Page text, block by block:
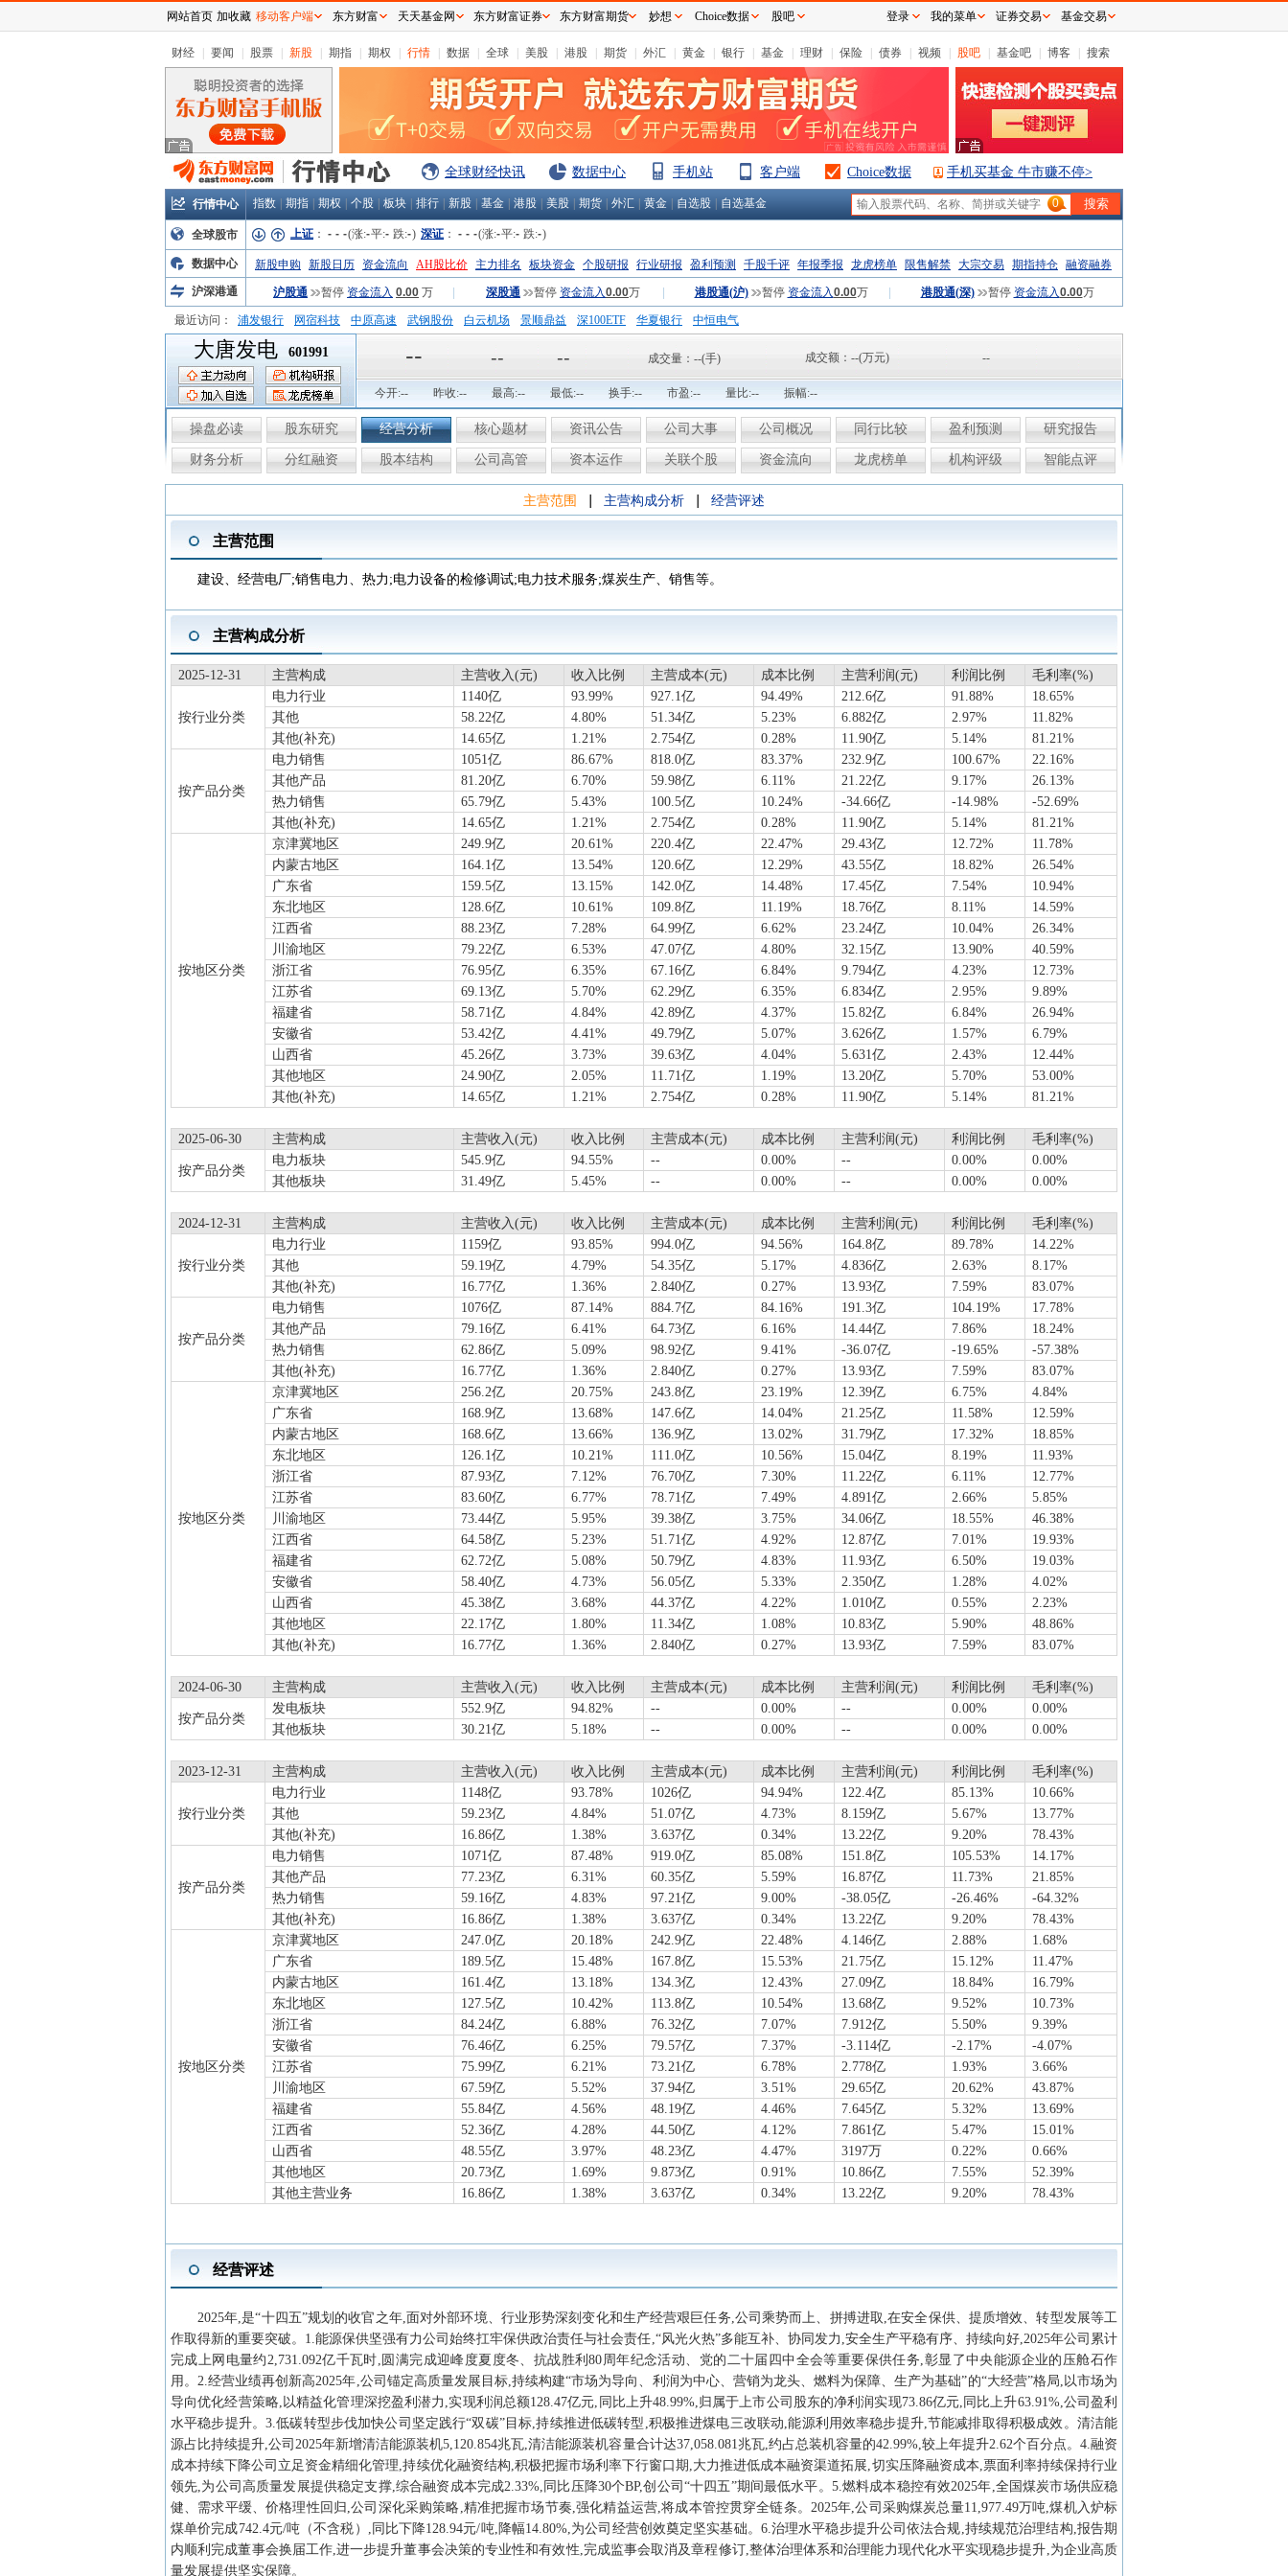
财经 要闻 股票 新股 期指 期权 行情 数据 全球 美股 港股 期货 外汇 黄金 银行 基金 理财 保险 债券 视频 股吧 基金吧 博客 搜索
全球财经快讯 数据中心 手机站 客户端 Choice数据 手机买基金 牛市赚不停>
行情中心 指数 期指 期权 个股 板块 排行 新股 基金 港股 美股 期货 外汇 黄金 自选股 自选基金 0
全球股市 上证 ： - - -(涨:-平:- 跌:-) 深证 ： - - -(涨:-平:- 跌:-)
数据中心 新股申购 新股日历 资金流向 AH股比价 主力排名 板块资金 个股研报 行业研报 盈利预测 千股千评 年报季报 龙虎榜单 限售解禁 大宗交易 期指持仓 融资融券
沪深港通
沪股通 暂停 资金流入 0.00 万 深股通 暂停 资金流入0.00万 港股通(沪) 暂停 资金流入0.00万 港股通(深) 暂停 资金流入0.00万
最近访问： 浦发银行 网宿科技 中原高速 武钢股份 白云机场 景顺鼎益 深100ETF 华夏银行
中恒电气
弘业股份
富临运业
大唐发电 601991 -- -- -- 成交量： --(手) 成交额： --(万元) --
今开:-- 昨收:-- 最高:-- 最低:-- 换手:-- 市盈:-- 量比:-- 振幅:--
操盘必读 股东研究 经营分析 核心题材 资讯公告 公司大事 公司概况 同行比较 盈利预测 研究报告
财务分析 分红融资 股本结构 公司高管 资本运作 关联个股 资金流向 龙虎榜单 机构评级 智能点评
主营范围 主营构成分析 经营评述
主营范围
建设、经营电厂;销售电力、热力;电力设备的检修调试;电力技术服务;煤炭生产、销售等。
主营构成分析
2025-12-31 主营构成 主营收入(元) 收入比例 主营成本(元) 成本比例 主营利润(元) 利润比例 毛利率(%)
按行业分类
电力行业 1140亿 93.99% 927.1亿 94.49% 212.6亿 91.88%
18.65%
其他
58.22亿 4.80% 51.34亿 5.23% 6.882亿 2.97%
11.82%
其他(补充)
14.65亿 1.21% 2.754亿 0.28% 11.90亿 5.14% 81.21%
按产品分类
电力销售 1051亿 86.67% 818.0亿 83.37% 232.9亿 100.67%
22.16%
其他产品
81.20亿 6.70% 59.98亿 6.11% 21.22亿 9.17%
26.13%
热力销售
65.79亿 5.43% 100.5亿 10.24% -34.66亿 -14.98%
-52.69%
其他(补充)
14.65亿 1.21% 2.754亿 0.28% 11.90亿 5.14% 81.21%
按地区分类
京津冀地区 249.9亿 20.61% 220.4亿 22.47% 29.43亿 12.72%
11.78%
内蒙古地区
164.1亿 13.54% 120.6亿 12.29% 43.55亿 18.82%
26.54%
广东省
159.5亿 13.15% 142.0亿 14.48% 17.45亿 7.54%
10.94%
东北地区
128.6亿 10.61% 109.8亿 11.19% 18.76亿 8.11%
14.59%
江西省
88.23亿 7.28% 64.99亿 6.62% 23.24亿 10.04%
26.34%
川渝地区
79.22亿 6.53% 47.07亿 4.80% 32.15亿 13.90%
40.59%
浙江省
76.95亿 6.35% 67.16亿 6.84% 9.794亿 4.23%
12.73%
江苏省
69.13亿 5.70% 62.29亿 6.35% 6.834亿 2.95%
9.89%
福建省
58.71亿 4.84% 42.89亿 4.37% 15.82亿 6.84%
26.94%
安徽省
53.42亿 4.41% 49.79亿 5.07% 3.626亿 1.57%
6.79%
山西省
45.26亿 3.73% 39.63亿 4.04% 5.631亿 2.43%
12.44%
其他地区
24.90亿 2.05% 11.71亿 1.19% 13.20亿 5.70%
53.00%
其他(补充)
14.65亿 1.21% 2.754亿 0.28% 11.90亿 5.14% 81.21%
2025-06-30 主营构成 主营收入(元) 收入比例 主营成本(元) 成本比例 主营利润(元) 利润比例 毛利率(%)
按产品分类
电力板块 545.9亿 94.55% -- 0.00% -- 0.00%
0.00%
其他板块
31.49亿 5.45% -- 0.00% -- 0.00% 0.00%
2024-12-31 主营构成 主营收入(元) 收入比例 主营成本(元) 成本比例 主营利润(元) 利润比例 毛利率(%)
按行业分类
电力行业 1159亿 93.85% 994.0亿 94.56% 164.8亿 89.78%
14.22%
其他
59.19亿 4.79% 54.35亿 5.17% 4.836亿 2.63%
8.17%
其他(补充)
16.77亿 1.36% 2.840亿 0.27% 13.93亿 7.59% 83.07%
按产品分类
电力销售 1076亿 87.14% 884.7亿 84.16% 191.3亿 104.19%
17.78%
其他产品
79.16亿 6.41% 64.73亿 6.16% 14.44亿 7.86%
18.24%
热力销售
62.86亿 5.09% 98.92亿 9.41% -36.07亿 -19.65%
-57.38%
其他(补充)
16.77亿 1.36% 2.840亿 0.27% 13.93亿 7.59% 83.07%
按地区分类
京津冀地区 256.2亿 20.75% 243.8亿 23.19% 12.39亿 6.75%
4.84%
广东省
168.9亿 13.68% 147.6亿 14.04% 21.25亿 11.58%
12.59%
内蒙古地区
168.6亿 13.66% 136.9亿 13.02% 31.79亿 17.32%
18.85%
东北地区
126.1亿 10.21% 111.0亿 10.56% 15.04亿 8.19%
11.93%
浙江省
87.93亿 7.12% 76.70亿 7.30% 11.22亿 6.11%
12.77%
江苏省
83.60亿 6.77% 78.71亿 7.49% 4.891亿 2.66%
5.85%
川渝地区
73.44亿 5.95% 39.38亿 3.75% 34.06亿 18.55%
46.38%
江西省
64.58亿 5.23% 51.71亿 4.92% 12.87亿 7.01%
19.93%
福建省
62.72亿 5.08% 50.79亿 4.83% 11.93亿 6.50%
19.03%
安徽省
58.40亿 4.73% 56.05亿 5.33% 2.350亿 1.28%
4.02%
山西省
45.38亿 3.68% 44.37亿 4.22% 1.010亿 0.55%
2.23%
其他地区
22.17亿 1.80% 11.34亿 1.08% 10.83亿 5.90%
48.86%
其他(补充)
16.77亿 1.36% 2.840亿 0.27% 13.93亿 7.59% 83.07%
2024-06-30 主营构成 主营收入(元) 收入比例 主营成本(元) 成本比例 主营利润(元) 利润比例 毛利率(%)
按产品分类
发电板块 552.9亿 94.82% -- 0.00% -- 0.00%
0.00%
其他板块
30.21亿 5.18% -- 0.00% -- 0.00% 0.00%
2023-12-31 主营构成 主营收入(元) 收入比例 主营成本(元) 成本比例 主营利润(元) 利润比例 毛利率(%)
按行业分类
电力行业 1148亿 93.78% 1026亿 94.94% 122.4亿 85.13%
10.66%
其他
59.23亿 4.84% 51.07亿 4.73% 8.159亿 5.67%
13.77%
其他(补充)
16.86亿 1.38% 3.637亿 0.34% 13.22亿 9.20% 78.43%
按产品分类
电力销售 1071亿 87.48% 919.0亿 85.08% 151.8亿 105.53%
14.17%
其他产品
77.23亿 6.31% 60.35亿 5.59% 16.87亿 11.73%
21.85%
热力销售
59.16亿 4.83% 97.21亿 9.00% -38.05亿 -26.46%
-64.32%
其他(补充)
16.86亿 1.38% 3.637亿 0.34% 13.22亿 9.20% 78.43%
按地区分类
京津冀地区 247.0亿 20.18% 242.9亿 22.48% 4.146亿 2.88%
1.68%
广东省
189.5亿 15.48% 167.8亿 15.53% 21.75亿 15.12%
11.47%
内蒙古地区
161.4亿 13.18% 134.3亿 12.43% 27.09亿 18.84%
16.79%
东北地区
127.5亿 10.42% 113.8亿 10.54% 13.68亿 9.52%
10.73%
浙江省
84.24亿 6.88% 76.32亿 7.07% 7.912亿 5.50%
9.39%
安徽省
76.46亿 6.25% 79.57亿 7.37% -3.114亿 -2.17%
-4.07%
江苏省
75.99亿 6.21% 73.21亿 6.78% 2.778亿 1.93%
3.66%
川渝地区
67.59亿 5.52% 37.94亿 3.51% 29.65亿 20.62%
43.87%
福建省
55.84亿 4.56% 48.19亿 4.46% 7.645亿 5.32%
13.69%
江西省
52.36亿 4.28% 44.50亿 4.12% 7.861亿 5.47%
15.01%
山西省
48.55亿 3.97% 48.23亿 4.47% 3197万 0.22%
0.66%
其他地区
20.73亿 1.69% 9.873亿 0.91% 10.86亿 7.55%
52.39%
其他主营业务
16.86亿 1.38% 3.637亿 0.34% 13.22亿 9.20% 78.43%
经营评述
2025年,是“十四五”规划的收官之年,面对外部环境、行业形势深刻变化和生产经营艰巨任务,公司乘势而上、拼搏进取,在安全保供、提质增效、转型发展等工
作取得新的重要突破。1.能源保供坚强有力公司始终扛牢保供政治责任与社会责任,“风光火热”多能互补、协同发力,安全生产平稳有序、持续向好,2025年公司累计
完成上网电量约2,731.092亿千瓦时,圆满完成迎峰度夏度冬、抗战胜利80周年纪念活动、党的二十届四中全会等重要保供任务,彰显了中央能源企业的压舱石作
用。2.经营业绩再创新高2025年,公司锚定高质量发展目标,持续构建“市场为导向、利润为中心、营销为龙头、燃料为保障、生产为基础”的“大经营”格局,以市场为
导向优化经营策略,以精益化管理深挖盈利潜力,实现利润总额128.47亿元,同比上升48.99%,归属于上市公司股东的净利润实现73.86亿元,同比上升63.91%,公司盈利
水平稳步提升。3.低碳转型步伐加快公司坚定践行“双碳”目标,持续推进低碳转型,积极推进煤电三改联动,能源利用效率稳步提升,节能减排取得积极成效。清洁能
源占比持续提升,公司2025年新增清洁能源装机5,120.854兆瓦,清洁能源装机容量合计达37,058.081兆瓦,约占总装机容量的42.99%,较上年提升2.62个百分点。4.融资
成本持续下降公司立足资金精细化管理,持续优化融资结构,积极把握市场利率下行窗口期,大力推进低成本融资渠道拓展,切实压降融资成本,票面利率持续保持行业
领先,为公司高质量发展提供稳定支撑,综合融资成本完成2.33%,同比压降30个BP,创公司“十四五”期间最低水平。5.燃料成本稳控有效2025年,全国煤炭市场供应稳
健、需求平缓、价格理性回归,公司深化采购策略,精准把握市场节奏,强化精益运营,将成本管控贯穿全链条。2025年,公司采购煤炭总量11,977.49万吨,煤机入炉标
煤单价完成742.4元/吨（不含税）,同比下降128.94元/吨,降幅14.80%,为公司经营创效奠定坚实基础。6.治理水平稳步提升公司依法合规,持续规范治理结构,报告期
内顺利完成董事会换届工作,进一步提升董事会决策的专业性和有效性,完成监事会取消及章程修订,整体治理体系和治理能力现代化水平实现稳步提升,为企业高质
量发展提供坚实保障。
网站首页 加收藏 移动客户端 东方财富 天天基金网 东方财富证券 东方财富期货 妙想 Choice数据 股吧 登录 我的菜单 证券交易 基金交易